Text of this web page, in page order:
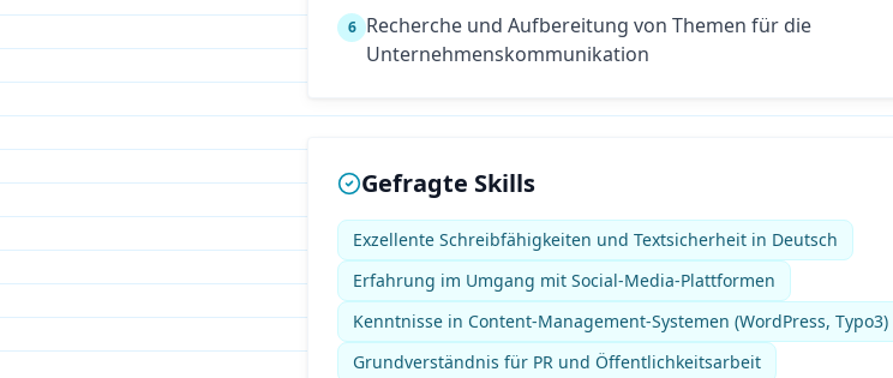
6 Recherche und Aufbereitung von Themen für die
Unternehmenskommunikation
Gefragte Skills
Exzellente Schreibfähigkeiten und Textsicherheit in Deutsch
Erfahrung im Umgang mit Social-Media-Plattformen
Kenntnisse in Content-Management-Systemen (WordPress, Typo3)
Grundverständnis für PR und Öffentlichkeitsarbeit